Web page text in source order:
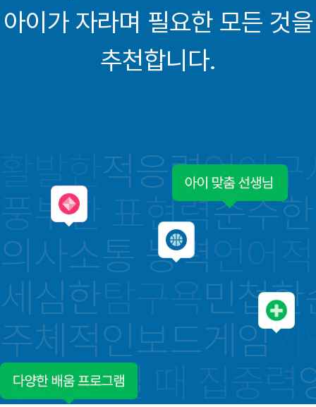
아이가 자라며 필요한 모든 것을
추천합니다.
적응력언어구
풍부한 표현력순수
의사소통 능력
세심한
민첩한
주체적인보드게임기
피아노 칠 때 집중력